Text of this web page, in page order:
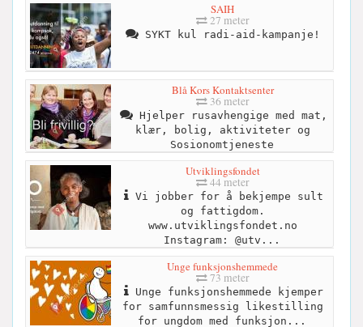
SAIH
27 meter
SYKT kul radi-aid-kampanje!
Blå Kors Kontaktsenter
36 meter
Hjelper rusavhengige med mat,
klær, bolig, aktiviteter og
Sosionomtjeneste
Utviklingsfondet
44 meter
Vi jobber for å bekjempe sult
og fattigdom.
www.utviklingsfondet.no
Instagram: @utv...
Unge funksjonshemmede
73 meter
Unge funksjonshemmede kjemper
for samfunnsmessig likestilling
for ungdom med funksjon...